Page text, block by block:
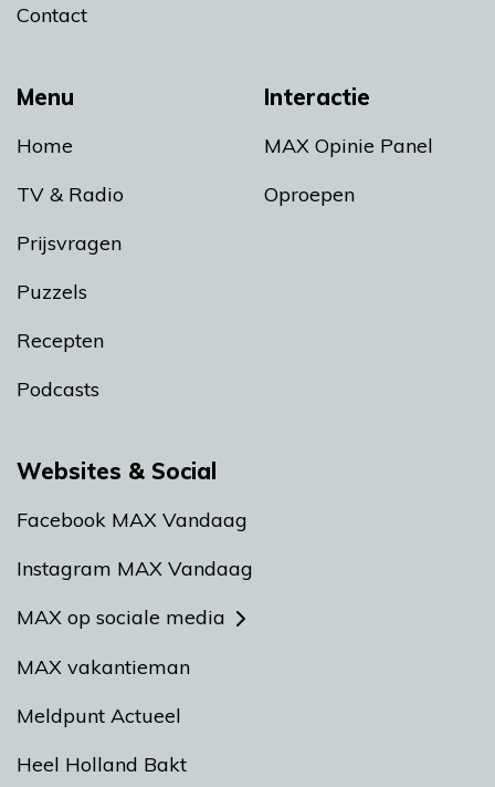
Menu
Home
TV & Radio
Prijsvragen
Puzzels
Recepten
Podcasts
Interactie
MAX Opinie Panel
Oproepen
Contact
Websites & Social
Facebook MAX Vandaag
Instagram MAX Vandaag
MAX op sociale media
MAX vakantieman
Meldpunt Actueel
Heel Holland Bakt